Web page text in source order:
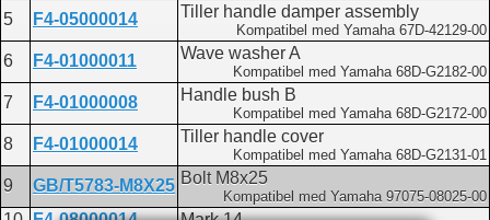
5 F4-05000014 Tiller handle damper assembly
Kompatibel med Yamaha 67D-42129-00
6 F4-01000011 Wave washer A
Kompatibel med Yamaha 68D-G2182-00
7 F4-01000008 Handle bush B
Kompatibel med Yamaha 68D-G2172-00
8 F4-01000014 Tiller handle cover
Kompatibel med Yamaha 68D-G2131-01
9 GB/T5783-M8X25 Bolt M8x25
Kompatibel med Yamaha 97075-08025-00